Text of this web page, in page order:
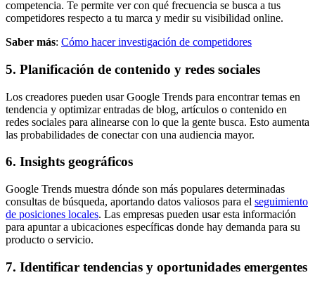
competencia. Te permite ver con qué frecuencia se busca a tus
competidores respecto a tu marca y medir su visibilidad online.
Saber más: Cómo hacer investigación de competidores
5. Planificación de contenido y redes sociales
Los creadores pueden usar Google Trends para encontrar temas en
tendencia y optimizar entradas de blog, artículos o contenido en
redes sociales para alinearse con lo que la gente busca. Esto aumenta
las probabilidades de conectar con una audiencia mayor.
6. Insights geográficos
Google Trends muestra dónde son más populares determinadas
consultas de búsqueda, aportando datos valiosos para el seguimiento
de posiciones locales. Las empresas pueden usar esta información
para apuntar a ubicaciones específicas donde hay demanda para su
producto o servicio.
7. Identificar tendencias y oportunidades emergentes